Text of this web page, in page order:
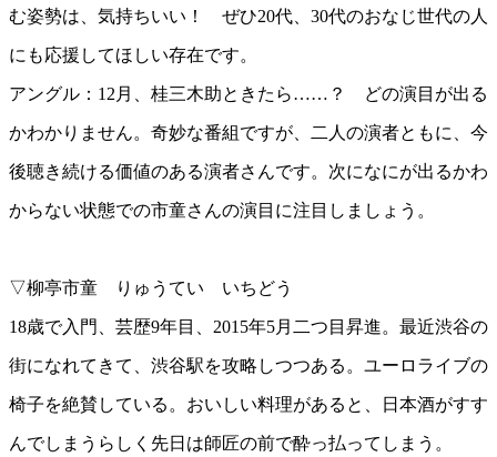
2018年01月
2017年12月
2017年11月
2017年09月
2017年07月
2017年06月
2017年04月
2017年01月
2016年11月
2016年09月
2016年08月
2016年06月
む姿勢は、気持ちいい！ ぜひ20代、30代のおなじ世代の人
にも応援してほしい存在です。
アングル：12月、桂三木助ときたら……？ どの演目が出る
かわかりません。奇妙な番組ですが、二人の演者ともに、今
後聴き続ける価値のある演者さんです。次になにが出るかわ
からない状態での市童さんの演目に注目しましょう。
▽柳亭市童 りゅうてい いちどう
18歳で入門、芸歴9年目、2015年5月二つ目昇進。最近渋谷の
街になれてきて、渋谷駅を攻略しつつある。ユーロライブの
椅子を絶賛している。おいしい料理があると、日本酒がすす
んでしまうらしく先日は師匠の前で酔っ払ってしまう。